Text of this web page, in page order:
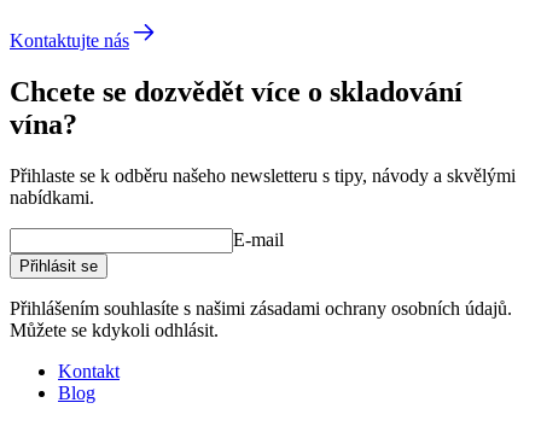
Kontaktujte nás
Chcete se dozvědět více o skladování
vína?
Přihlaste se k odběru našeho newsletteru s tipy, návody a skvělými
nabídkami.
E-mail
Přihlásit se
Přihlášením souhlasíte s našimi zásadami ochrany osobních údajů.
Můžete se kdykoli odhlásit.
Kontakt
Blog